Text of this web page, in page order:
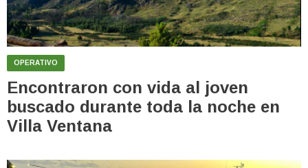
OPERATIVO
Encontraron con vida al joven
buscado durante toda la noche en
Villa Ventana